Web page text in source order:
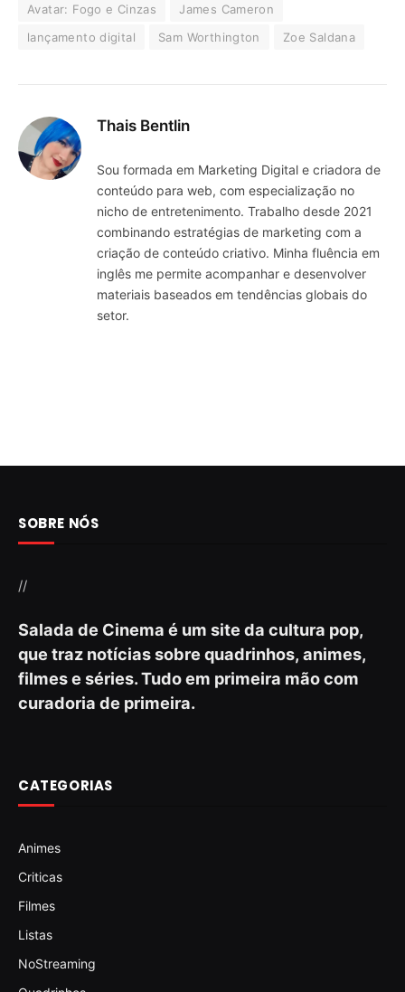
Avatar: Fogo e Cinzas
James Cameron
lançamento digital
Sam Worthington Zoe Saldana
Thais Bentlin
Sou formada em Marketing Digital e criadora de
conteúdo para web, com especialização no
nicho de entretenimento. Trabalho desde 2021
combinando estratégias de marketing com a
criação de conteúdo criativo. Minha fluência em
inglês me permite acompanhar e desenvolver
materiais baseados em tendências globais do
setor.
SOBRE NÓS
//
Salada de Cinema é um site da cultura pop,
que traz notícias sobre quadrinhos, animes,
filmes e séries. Tudo em primeira mão com
curadoria de primeira.
CATEGORIAS
Animes
Criticas
Filmes
Listas
NoStreaming